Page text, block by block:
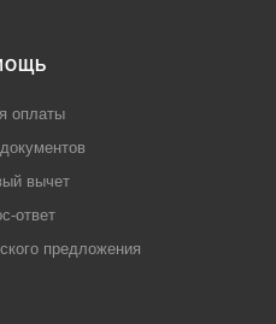
оплаты
вычет
ответ
предложения